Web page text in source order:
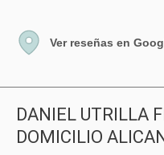
Ver reseñas en
DANIEL UTRILLA
DOMICILIO